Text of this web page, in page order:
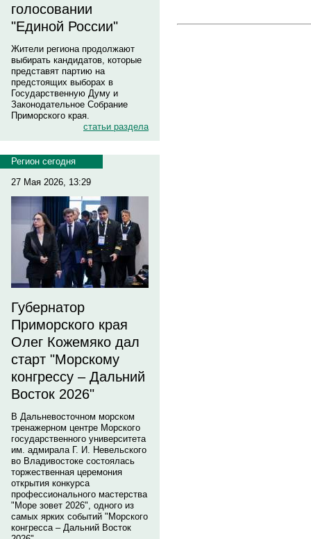
голосовании
"Единой России"
Жители региона продолжают
выбирать кандидатов, которые
представят партию на
предстоящих выборах в
Государственную Думу и
Законодательное Собрание
Приморского края.
статьи раздела
Регион сегодня
27 Мая 2026, 13:29
Губернатор
Приморского края
Олег Кожемяко дал
старт "Морскому
конгрессу – Дальний
Восток 2026"
В Дальневосточном морском
тренажерном центре Морского
государственного университета
им. адмирала Г. И. Невельского
во Владивостоке состоялась
торжественная церемония
открытия конкурса
профессионального мастерства
"Море зовет 2026", одного из
самых ярких событий "Морского
конгресса – Дальний Восток